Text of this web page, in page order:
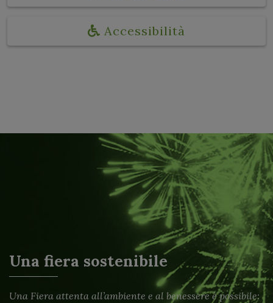
Accessibilità
Una fiera sostenibile
Una Fiera attenta all’ambiente e al benessere è possibile: